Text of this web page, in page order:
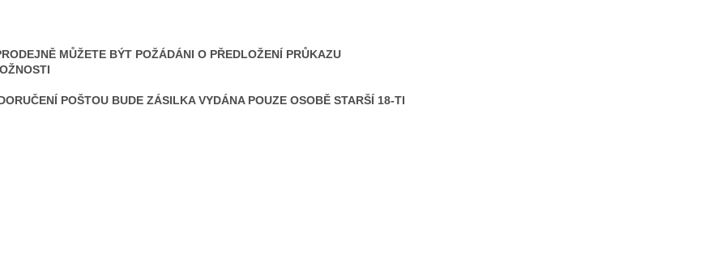
MŮŽETE BÝT POŽÁDÁNI O PŘEDLOŽENÍ PRŮKAZU
POŠTOU BUDE ZÁSILKA VYDÁNA POUZE OSOBĚ STARŠÍ 18-TI